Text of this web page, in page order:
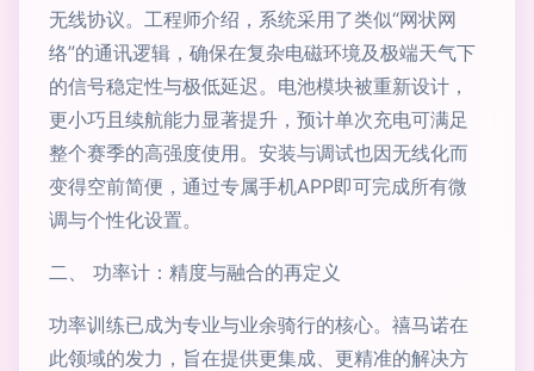
无线协议。工程师介绍，系统采用了类似“网状网
络”的通讯逻辑，确保在复杂电磁环境及极端天气下
的信号稳定性与极低延迟。电池模块被重新设计，
更小巧且续航能力显著提升，预计单次充电可满足
整个赛季的高强度使用。安装与调试也因无线化而
变得空前简便，通过专属手机APP即可完成所有微
调与个性化设置。
二、 功率计：精度与融合的再定义
功率训练已成为专业与业余骑行的核心。禧马诺在
此领域的发力，旨在提供更集成、更精准的解决方